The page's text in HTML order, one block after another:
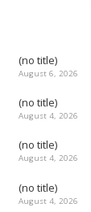
(no title)
August 6, 2026
(no title)
August 4, 2026
(no title)
August 4, 2026
(no title)
August 4, 2026